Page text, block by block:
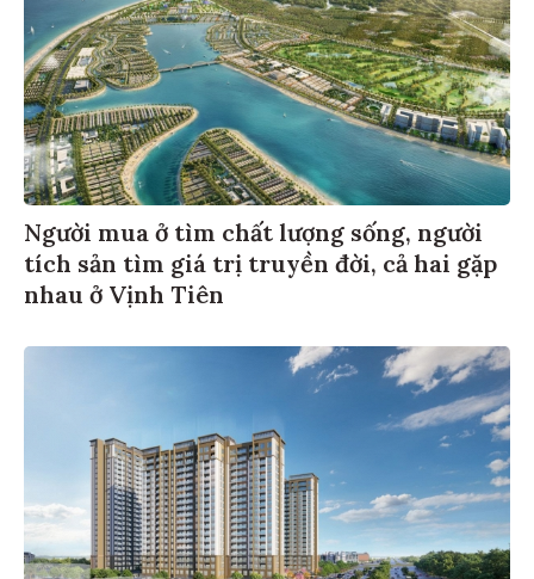
Người mua ở tìm chất lượng sống, người
tích sản tìm giá trị truyền đời, cả hai gặp
nhau ở Vịnh Tiên